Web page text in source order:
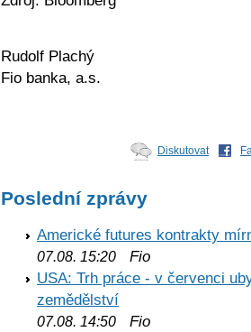
Rudolf Plachý
Fio banka, a.s.
Diskutovat
Poslední zprávy
Americké futures kontrakty
07.08. 15:20 Fio
USA: Trh práce - v červenci
zemědělství
07.08. 14:50 Fio